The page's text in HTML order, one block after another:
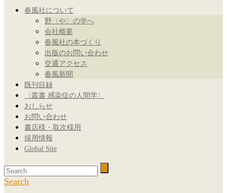
春風社について
野〈や〉の学へ
会社概要
春風社の本づくり
出版のお問い合わせ
交通アクセス
春風新聞
既刊目録
〈叢書 感染症の人間学〉
おしらせ
お問い合わせ
書店様・取次様用
採用情報
Global Site
Search